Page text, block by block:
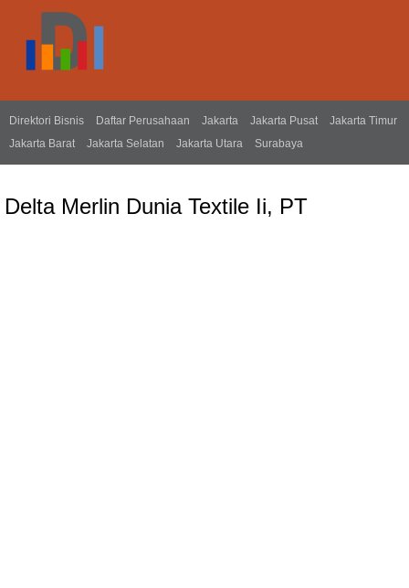
Direktori Bisnis Daftar Perusahaan Jakarta Jakarta Pusat
Jakarta Timur
Jakarta Barat
Jakarta Selatan Jakarta Utara Surabaya
Delta Merlin Dunia Textile Ii, PT